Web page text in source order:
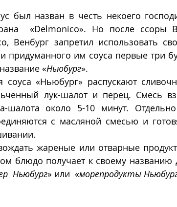
был назван в честь некоего
«Delmonico». Но после ссоры
Венбург запретил использовать
придуманного им соуса первые три
«Ньюбург».
соуса «Ньюбург» распускают
лук-шалот и перец. Смесь
шалота около 5-10 минут.
с масляной смесью и
жареные или отварные
блюдо получает к своему названию
Ньюбург» или  «морепродукты